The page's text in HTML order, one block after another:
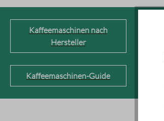
Kaffeemaschinen nach
Hersteller
Kaffeemaschinen-Guide